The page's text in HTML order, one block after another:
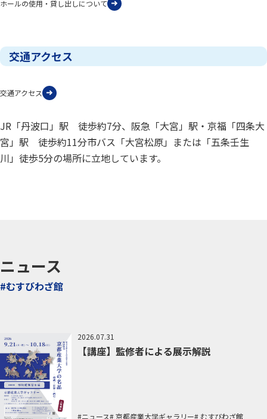
ホールの使用・貸し出しについて
交通アクセス
交通アクセス
JR「丹波口」駅 徒歩約7分、阪急「大宮」駅・京福「四条大
宮」駅 徒歩約11分市バス「大宮松原」または「五条壬生
川」徒歩5分の場所に立地しています。
ニュース
#むすびわざ館
2026.07.31
【講座】監修者による展示解説
ニュース 京都産業大学ギャラリー
むすびわざ館